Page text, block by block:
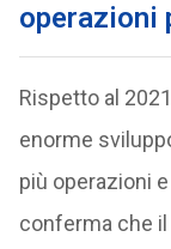
operazioni
Rispetto al
enorme
più operazioni
conferma che